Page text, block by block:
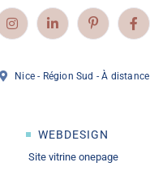
Nice - Région Sud - À distance
WEBDESIGN
Site vitrine onepage